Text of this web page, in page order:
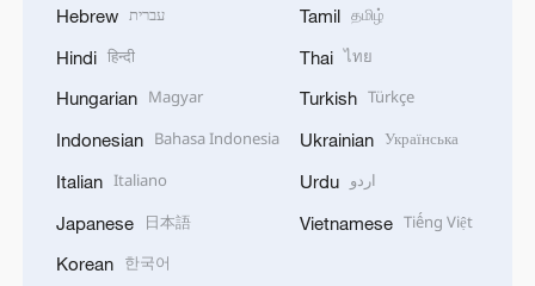
Hebrew עברית
Hindi हिन्दी
Hungarian Magyar
Indonesian Bahasa Indonesia
Italian Italiano
Japanese 日本語
Korean 한국어
Tamil தமிழ்
Thai ไทย
Turkish Türkçe
Ukrainian Українська
Urdu اردو
Vietnamese Tiếng Việt